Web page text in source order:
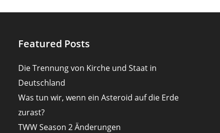
Featured Posts
Die Trennung von Kirche und Staat in
Deutschland
Was tun wir, wenn ein Asteroid auf die Erde
zurast?
TWW Season 2 Änderungen